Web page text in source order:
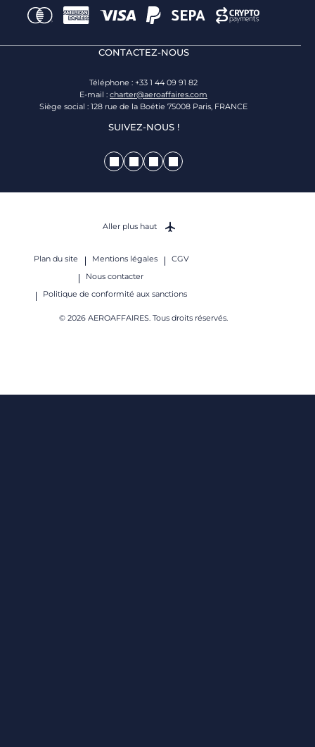
CONTACTEZ-NOUS
Téléphone : +33 1 44 09 91 82
E-mail : charter@aeroaffaires.com
Siège social : 128 rue de la Boétie 75008 Paris, FRANCE
SUIVEZ-NOUS !
Plan du site Mentions légales
CGV
Nous contacter
Politique de conformité aux sanctions
© 2026 AEROAFFAIRES. Tous droits réservés.
Aller plus haut